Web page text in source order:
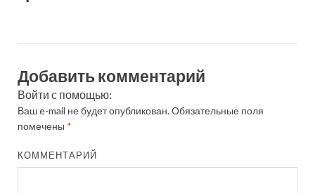
Добавить комментарий
Войти с помощью:
Ваш e-mail не будет опубликован.Обязательные поля
помечены *
КОММЕНТАРИЙ